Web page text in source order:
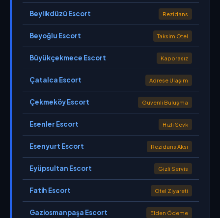
Beylikdüzü Escort Rezidans
Beyoğlu Escort Taksim Otel
Büyükçekmece Escort Kaporasız
Çatalca Escort Adrese Ulaşım
Çekmeköy Escort Güvenli Buluşma
Esenler Escort Hızlı Sevk
Esenyurt Escort Rezidans Aksı
Eyüpsultan Escort Gizli Servis
Fatih Escort Otel Ziyareti
Gaziosmanpaşa Escort Elden Ödeme